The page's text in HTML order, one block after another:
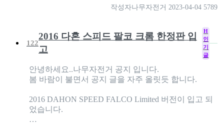
작성자나무자전거 2023-04-04 5789
122
2016 다혼 스피드 팔코 크롬 한정판 입
고
H
인
기
글
안녕하세요..나무자전거 공지 입니다.
봄 바람이 불면서 공지 글을 자주 올릿듯 합니다.
2016 DAHON SPEED FALCO Limited 버전이 입고 되
었습니다.
…